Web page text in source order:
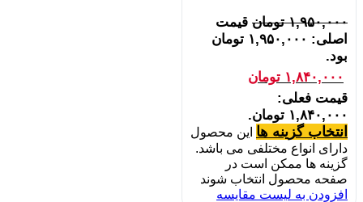
۱,۹۵۰,۰۰۰ تومان قیمت
اصلی: ۱,۹۵۰,۰۰۰ تومان
بود.
۱,۸۴۰,۰۰۰ تومان
قیمت فعلی:
۱,۸۴۰,۰۰۰ تومان.
انتخاب گزینه ها این محصول
دارای انواع مختلفی می باشد.
گزینه ها ممکن است در
صفحه محصول انتخاب شوند
افزودن به لیست مقایسه